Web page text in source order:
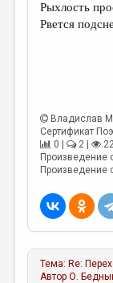
ОБЗОР
РЕДКОЛЛЕГИЯ
ОТ РЕДАКЦИИ
ЭССЕИСТИКА
Рыхлость
Рвется
Владислав
Сертификат
0 |
2 |
Произведение
Произведение
Тема: Re:
АвторО.